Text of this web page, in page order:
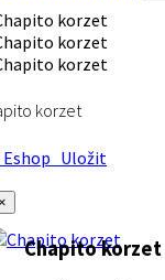
korzet
Uložit
Chapito korzet